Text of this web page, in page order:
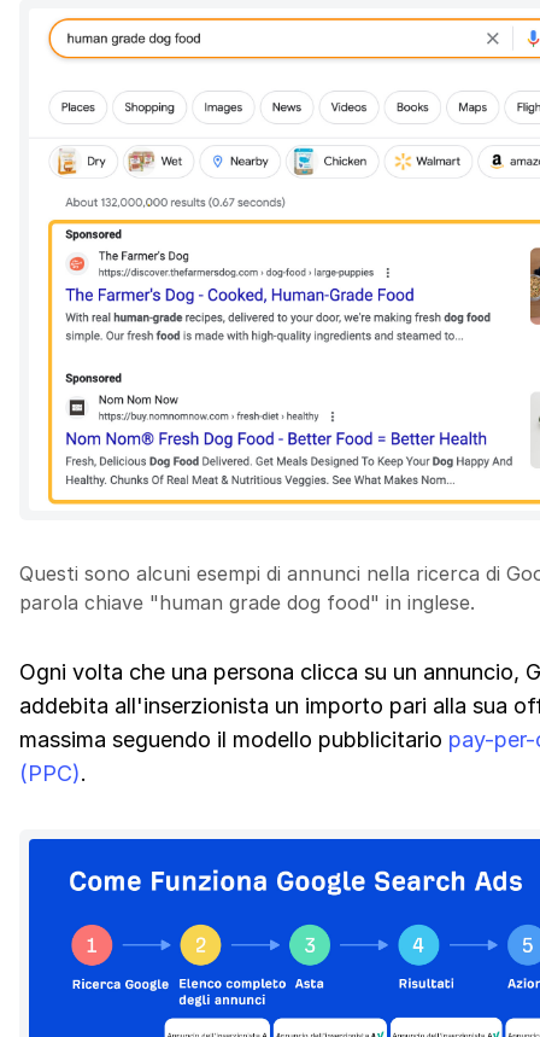
Questi sono alcuni esempi di annunci nella ricerca di
parola chiave "human grade dog food" in inglese.
Ogni volta che una persona clicca su un annuncio,
addebita all'inserzionista un importo pari alla sua
massima seguendo il modello pubblicitario pay-
(PPC).